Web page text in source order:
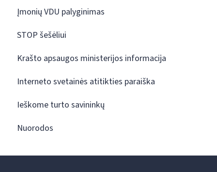
Įmonių VDU palyginimas
STOP šešėliui
Krašto apsaugos ministerijos informacija
Interneto svetainės atitikties paraiška
Ieškome turto savininkų
Nuorodos